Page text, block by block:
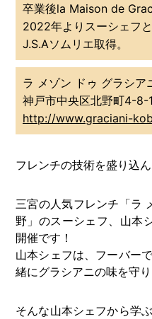
卒業後la Maison de
2022年よりスーシェフ
J.S.Aソムリエ取得。
ラ メゾン ドゥ グラシア
神戸市中央区北野町4-8-1
http://www.graciani-
フレンチの技術を盛り込
三宮の人気フレンチ「ラ
野」のスーシェフ、山本
開催です！
山本シェフは、フーバー
緒にグラシアニの味を守
そんな山本シェフから学